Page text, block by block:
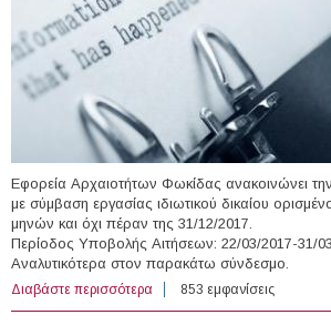
Εφορεία Αρχαιοτήτων Φωκίδας ανακοινώνει
με σύμβαση εργασίας ιδιωτικού δικαίου
μηνών και όχι πέραν της 31/12/2017.
Περίοδος Υποβολής Αιτήσεων: 22/03/2017-31/
Αναλυτικότερα στον παρακάτω σύνδεσμο.
Διαβάστε περισσότερα για 42 άτομα με Σύμβαση
Εφορεία Αρχαιοτήτων
853 εμφανίσεις